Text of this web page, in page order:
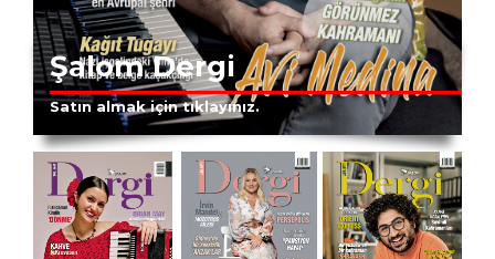
Şalom Dergi
Satın almak için tıklayınız.